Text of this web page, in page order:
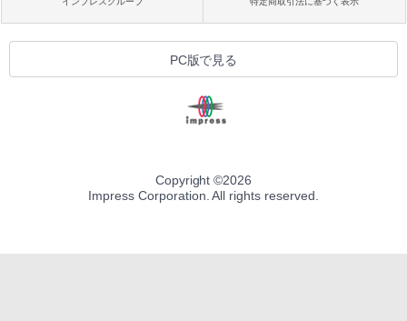
PC版で見る
Copyright ©2026
Impress Corporation. All rights reserved.